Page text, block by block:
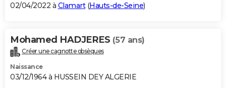
02/04/2022 à Clamart(Hauts-de-Seine)
Mohamed HADJERES (57 ans)
Créer une cagnotte obsèques
Naissance
03/12/1964 à HUSSEIN DEY ALGERIE